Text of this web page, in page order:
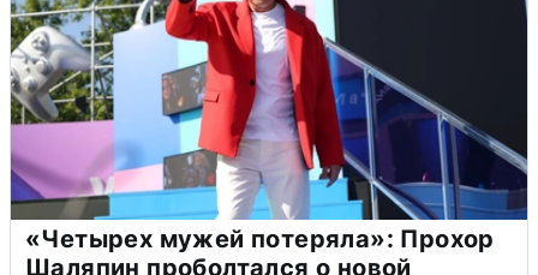
«Четырех мужей потеряла»: Прохор
Шаляпин проболтался о новой